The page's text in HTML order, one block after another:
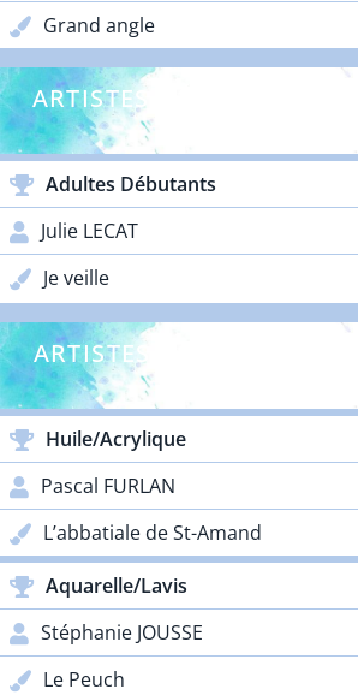
Grand angle
ARTISTES DÉBUTANTS -
Adultes Débutants
Julie LECAT
Je veille
ARTISTES CONFIRMÉS -
Huile/Acrylique
Pascal FURLAN
L’abbatiale de St-Amand
Aquarelle/Lavis
Stéphanie JOUSSE
Le Peuch